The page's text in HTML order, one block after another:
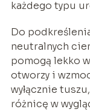
każdego typu
Do
neutralnych
pomogą lekko
otworzy i
wyłącznie
różnicę w